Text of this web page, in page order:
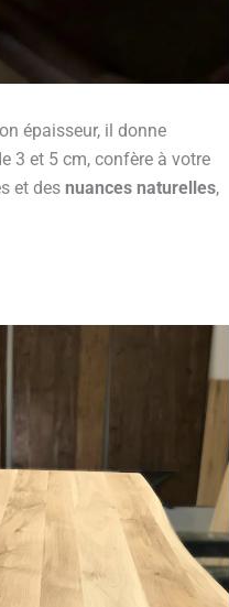
épaisseur, il donne
3 et 5 cm, confère à votre
et des nuances naturelles,